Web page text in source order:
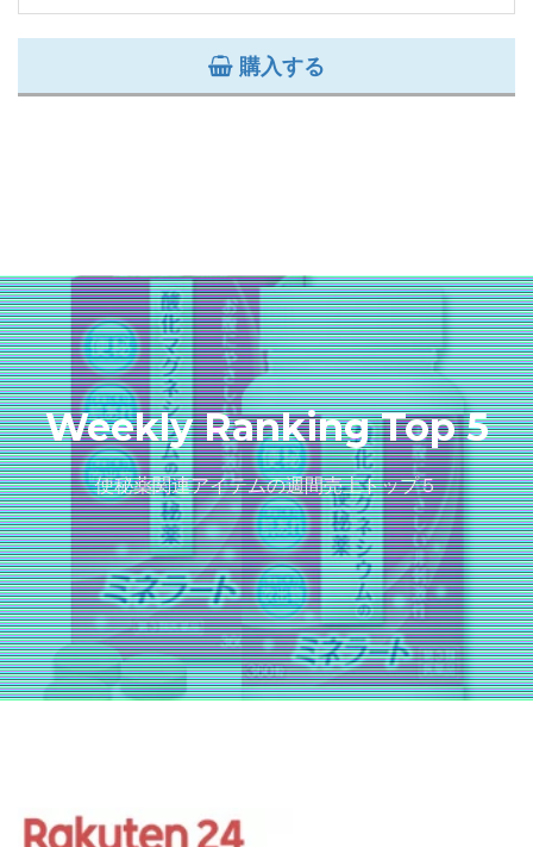
購入する
Weekly Ranking Top 5
便秘薬関連アイテムの週間売上トップ５